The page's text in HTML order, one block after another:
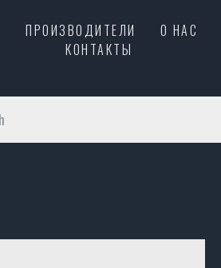
ПРОИЗВОДИТЕЛИ О НАС
КОНТАКТЫ